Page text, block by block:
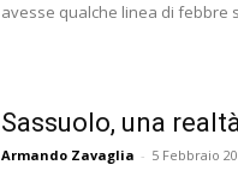
avesse qualche linea di febbre
Sassuolo, una
Armando Zavaglia - 5 Febbraio